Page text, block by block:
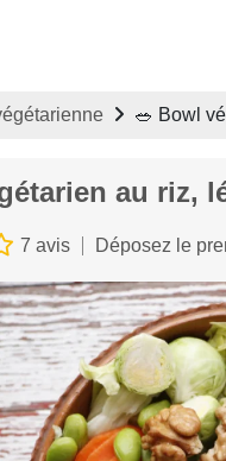
🥗 Bowl
au riz,
7 avis Déposez le